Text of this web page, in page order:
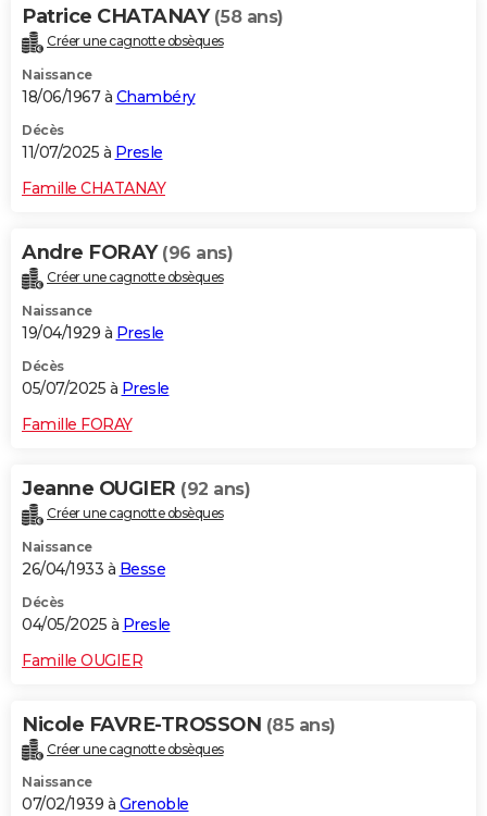
Carte de Noël
Carte Bonne année
Carte Saint-Valentin
Carte Pâques
Carte d'anniversaire
DICTIONNAIRE
Dictionnaire
Biographies
Citations
Expressions
Proverbes
PROGRAMME TV
S'inscrire
Se connecter
Lycées
Collèges
Primaires
Universités
Entreprises
Service militaire
Avis de recherche
AVIS DE DÉCÈS
FORUM
Bricolage
Lifestyle
Culture
Television
Voyage
Patrice CHATANAY (58 ans)
Créer une cagnotte obsèques
Naissance
18/06/1967 à Chambéry
Décès
11/07/2025 à Presle
Famille CHATANAY
Andre FORAY (96 ans)
Créer une cagnotte obsèques
Naissance
19/04/1929 à Presle
Décès
05/07/2025 à Presle
Famille FORAY
Jeanne OUGIER (92 ans)
Créer une cagnotte obsèques
Naissance
26/04/1933 à Besse
Décès
04/05/2025 à Presle
Famille OUGIER
Nicole FAVRE-TROSSON (85 ans)
Créer une cagnotte obsèques
Naissance
07/02/1939 à Grenoble